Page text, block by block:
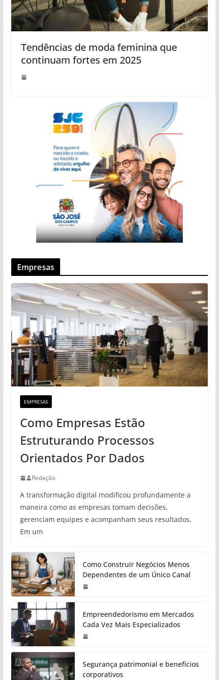
Tendências de moda feminina que
continuam fortes em 2025
Empresas
EMPRESAS
Como Empresas Estão
Estruturando Processos
Orientados Por Dados
Redação
A transformação digital modificou profundamente a
maneira como as empresas tomam decisões,
gerenciam equipes e acompanham seus resultados.
Em um
Como Construir Negócios Menos
Dependentes de um Único Canal
Empreendedorismo em Mercados
Cada Vez Mais Especializados
Segurança patrimonial e benefícios
corporativos